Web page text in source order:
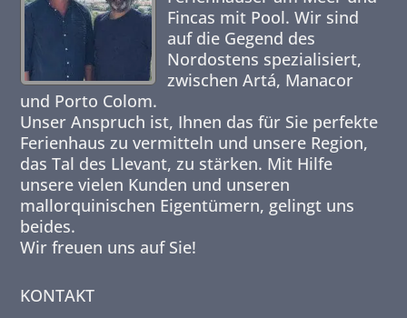
Fincas mit Pool. Wir sind
auf die Gegend des
Nordostens spezialisiert,
zwischen Artá, Manacor
und Porto Colom.
Unser Anspruch ist, Ihnen das für Sie perfekte
Ferienhaus zu vermitteln und unsere Region,
das Tal des Llevant, zu stärken. Mit Hilfe
unsere vielen Kunden und unseren
mallorquinischen Eigentümern, gelingt uns
beides.
Wir freuen uns auf Sie!
KONTAKT